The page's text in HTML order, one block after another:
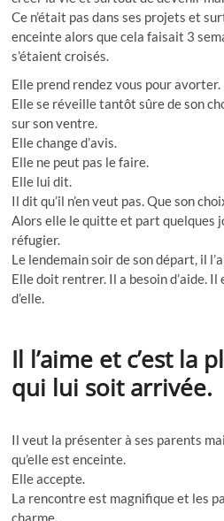
Ce n’était pas dans ses projets et
enceinte alors que cela faisait 3
s’étaient croisés.
Elle prend rendez vous pour avorter.
Elle se réveille tantôt sûre de son
sur son ventre.
Elle change d’avis.
Elle ne peut pas le faire.
Elle lui dit.
Il dit qu’il n’en veut pas. Que son
Alors elle le quitte et part quelques
réfugier.
Le lendemain soir de son départ, il
Elle doit rentrer. Il a besoin d’aide. Il
d’elle.
Il l’aime etc’estla
qui lui soit arrivée.
Il veut la présenter à ses parents
qu’elle est enceinte.
Elle accepte.
La rencontre est magnifique et les
charme.